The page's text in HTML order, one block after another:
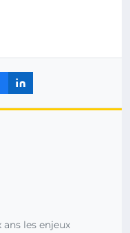
les enjeux